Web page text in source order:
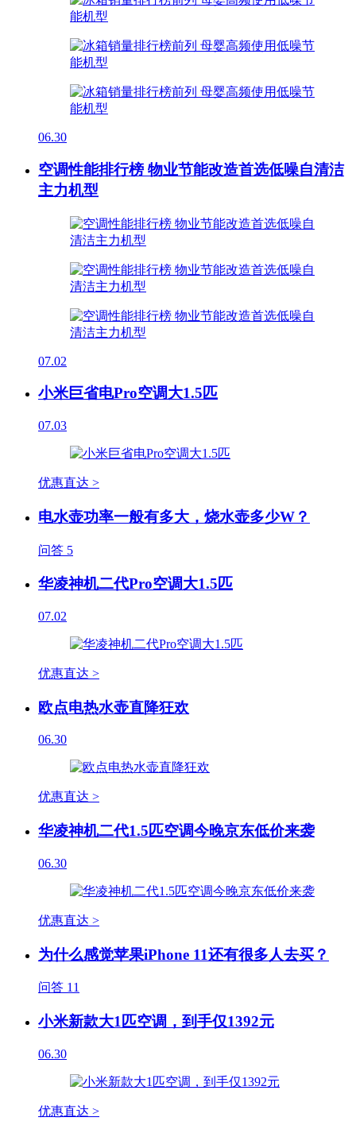
06.30
空调性能排行榜 物业节能改造首选低噪自清洁
主力机型
07.02
小米巨省电Pro空调大1.5匹
07.03
优惠直达 >
电水壶功率一般有多大，烧水壶多少W？
问答 5
华凌神机二代Pro空调大1.5匹
07.02
优惠直达 >
欧点电热水壶直降狂欢
06.30
优惠直达 >
华凌神机二代1.5匹空调今晚京东低价来袭
06.30
优惠直达 >
为什么感觉苹果iPhone 11还有很多人去买？
问答 11
小米新款大1匹空调，到手仅1392元
06.30
优惠直达 >